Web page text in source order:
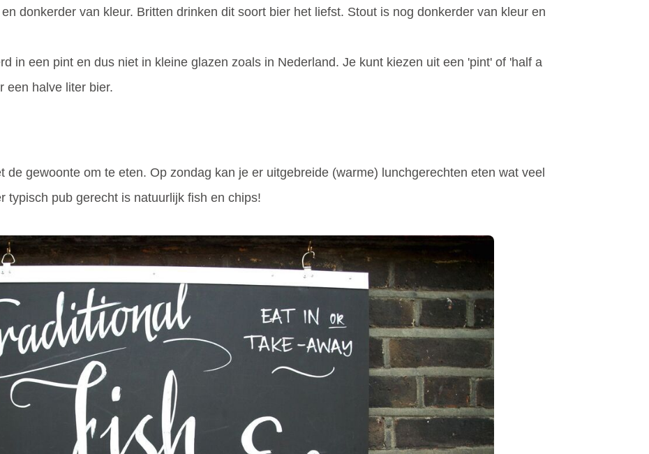
donkerder van kleur. Britten drinken dit soort bier het liefst. Stout is nog donkerder van kleur en
in een pint en dus niet in kleine glazen zoals in Nederland. Je kunt kiezen uit een 'pint' of 'half a
een halve liter bier.
de gewoonte om te eten. Op zondag kan je er uitgebreide (warme) lunchgerechten eten wat veel
typisch pub gerecht is natuurlijk fish en chips!